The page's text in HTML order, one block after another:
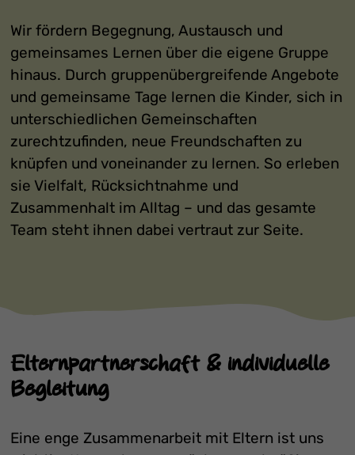
Wir fördern Begegnung, Austausch und
gemeinsames Lernen über die eigene Gruppe
hinaus. Durch gruppenübergreifende Angebote
und gemeinsame Tage lernen die Kinder, sich in
unterschiedlichen Gemeinschaften
zurechtzufinden, neue Freundschaften zu
knüpfen und voneinander zu lernen. So erleben
sie Vielfalt, Rücksichtnahme und
Zusammenhalt im Alltag – und das gesamte
Team steht ihnen dabei vertraut zur Seite.
Elternpartnerschaft & individuelle
Begleitung
Eine enge Zusammenarbeit mit Eltern ist uns